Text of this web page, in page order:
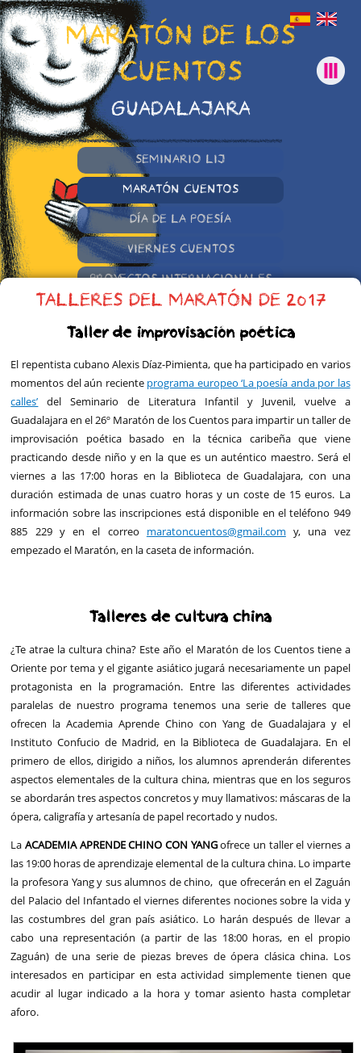
MARATÓN DE LOS
CUENTOS
GUADALAJARA
SEMINARIO LIJ
MARATÓN CUENTOS
DÍA DE LA POESÍA
VIERNES CUENTOS
PROYECTOS INTERNACIONALES
OTRAS INICIATIVAS
TALLERES DEL MARATÓN DE 2017
Taller de improvisación poética
El repentista cubano Alexis Díaz-Pimienta, que ha participado en varios
momentos del aún reciente programa europeo ‘La poesía anda por las
calles’ del Seminario de Literatura Infantil y Juvenil, vuelve a
Guadalajara en el 26º Maratón de los Cuentos para impartir un taller de
improvisación poética basado en la técnica caribeña que viene
practicando desde niño y en la que es un auténtico maestro. Será el
viernes a las 17:00 horas en la Biblioteca de Guadalajara, con una
duración estimada de unas cuatro horas y un coste de 15 euros. La
información sobre las inscripciones está disponible en el teléfono 949
885 229 y en el correo maratoncuentos@gmail.com y, una vez
empezado el Maratón, en la caseta de información.
Talleres de cultura china
¿Te atrae la cultura china? Este año el Maratón de los Cuentos tiene a
Oriente por tema y el gigante asiático jugará necesariamente un papel
protagonista en la programación. Entre las diferentes actividades
paralelas de nuestro programa tenemos una serie de talleres que
ofrecen la Academia Aprende Chino con Yang de Guadalajara y el
Instituto Confucio de Madrid, en la Biblioteca de Guadalajara. En el
primero de ellos, dirigido a niños, los alumnos aprenderán diferentes
aspectos elementales de la cultura china, mientras que en los seguros
se abordarán tres aspectos concretos y muy llamativos: máscaras de la
ópera, caligrafía y artesanía de papel recortado y nudos.
LaACADEMIA APRENDE CHINO CON YANGofrece un taller el viernes a
las 19:00 horas de aprendizaje elemental de la cultura china. Lo imparte
la profesora Yang y sus alumnos de chino, que ofrecerán en el Zaguán
del Palacio del Infantado el viernes diferentes nociones sobre la vida y
las costumbres del gran país asiático. Lo harán después de llevar a
cabo una representación (a partir de las 18:00 horas, en el propio
Zaguán) de una serie de piezas breves de ópera clásica china. Los
interesados en participar en esta actividad simplemente tienen que
acudir al lugar indicado a la hora y tomar asiento hasta completar
aforo.